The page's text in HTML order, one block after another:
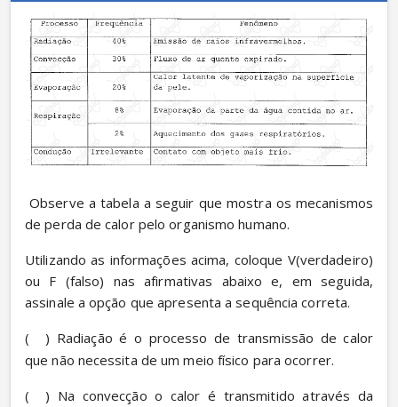
Observe a tabela a seguir que mostra os mecanismos
de perda de calor pelo organismo humano.
Utilizando as informações acima, coloque V(verdadeiro)
ou F (falso) nas afirmativas abaixo e, em seguida,
assinale a opção que apresenta a sequência correta.
(
) Radiação é o processo de transmissão de calor
que não necessita de um meio físico para ocorrer.
(
) Na convecção o calor é transmitido através da